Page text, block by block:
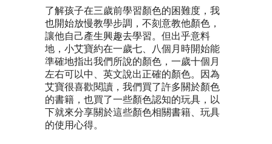
了解孩子在三歲前學習顏色的困難度，我
也開始放慢教學步調，不刻意教他顏色，
讓他自己產生興趣去學習。但出乎意料
地，小艾寶約在一歲七、八個月時開始能
準確地指出我們所說的顏色，一歲十個月
左右可以中、英文說出正確的顏色。因為
艾寶很喜歡閱讀，我們買了許多關於顏色
的書籍，也買了一些顏色認知的玩具，以
下就來分享關於這些顏色相關書籍、玩具
的使用心得。